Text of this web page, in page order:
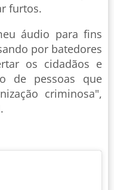
furtos.
áudio para fins
por batedores
os cidadãos e
de pessoas que
criminosa",